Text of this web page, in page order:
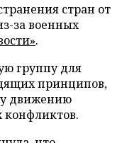
стран от
за военных
.
группу для
принципов,
движению
конфликтов.